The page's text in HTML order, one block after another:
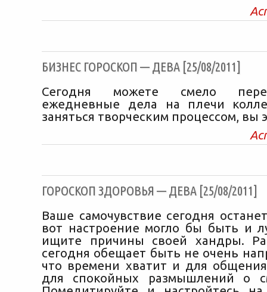
БИЗНЕС ГОРОСКОП — ДЕВА [25/08/2011]
Сегодня можете смело
ежедневные дела на плечи
заняться творческим процессом, вы
ГОРОСКОП ЗДОРОВЬЯ — ДЕВА [25/08/2011]
Ваше самочувствие сегодня
вот настроение могло бы быть и
ищите причины своей хандры.
сегодня обещает быть не очень
что времени хватит и для
для спокойных размышлений о